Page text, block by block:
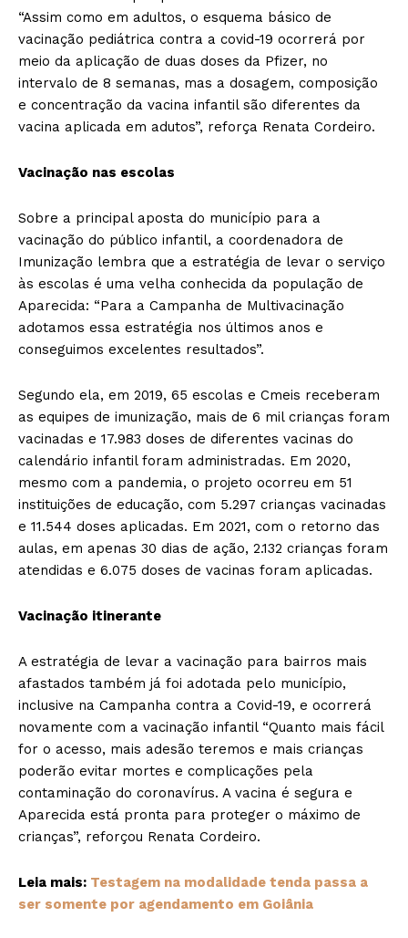
“Assim como em adultos, o esquema básico de
vacinação pediátrica contra a covid-19 ocorrerá por
meio da aplicação de duas doses da Pfizer, no
intervalo de 8 semanas, mas a dosagem, composição
e concentração da vacina infantil são diferentes da
vacina aplicada em adutos”, reforça Renata Cordeiro.
Vacinação nas escolas
Sobre a principal aposta do município para a
vacinação do público infantil, a coordenadora de
Imunização lembra que a estratégia de levar o serviço
às escolas é uma velha conhecida da população de
Aparecida: “Para a Campanha de Multivacinação
adotamos essa estratégia nos últimos anos e
conseguimos excelentes resultados”.
Segundo ela, em 2019, 65 escolas e Cmeis receberam
as equipes de imunização, mais de 6 mil crianças foram
vacinadas e 17.983 doses de diferentes vacinas do
calendário infantil foram administradas. Em 2020,
mesmo com a pandemia, o projeto ocorreu em 51
instituições de educação, com 5.297 crianças vacinadas
e 11.544 doses aplicadas. Em 2021, com o retorno das
aulas, em apenas 30 dias de ação, 2.132 crianças foram
atendidas e 6.075 doses de vacinas foram aplicadas.
Vacinação itinerante
A estratégia de levar a vacinação para bairros mais
afastados também já foi adotada pelo município,
inclusive na Campanha contra a Covid-19, e ocorrerá
novamente com a vacinação infantil “Quanto mais fácil
for o acesso, mais adesão teremos e mais crianças
poderão evitar mortes e complicações pela
contaminação do coronavírus. A vacina é segura e
Aparecida está pronta para proteger o máximo de
crianças”, reforçou Renata Cordeiro.
Leia mais: Testagem na modalidade tenda passa a
ser somente por agendamento em Goiânia